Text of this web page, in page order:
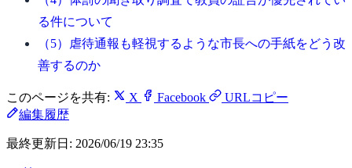
る件について
（5）虐待通報も軽視するような市長への手紙をどう改
善するのか
このページを共有: X Facebook
URLコピー
編集履歴
最終更新日: 2026/06/19 23:35